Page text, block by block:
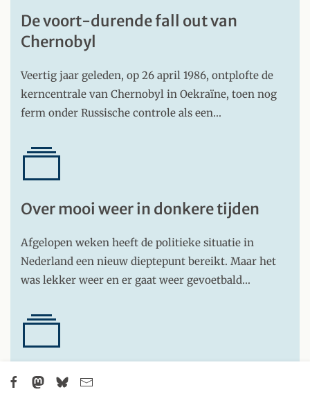
De voort-durende fall out van
Chernobyl
Veertig jaar geleden, op 26 april 1986, ontplofte de
kerncentrale van Chernobyl in Oekraïne, toen nog
ferm onder Russische controle als een…
Over mooi weer in donkere tijden
Afgelopen weken heeft de politieke situatie in
Nederland een nieuw dieptepunt bereikt. Maar het
was lekker weer en er gaat weer gevoetbald…
Brekelmans, oorlogsmisdadiger